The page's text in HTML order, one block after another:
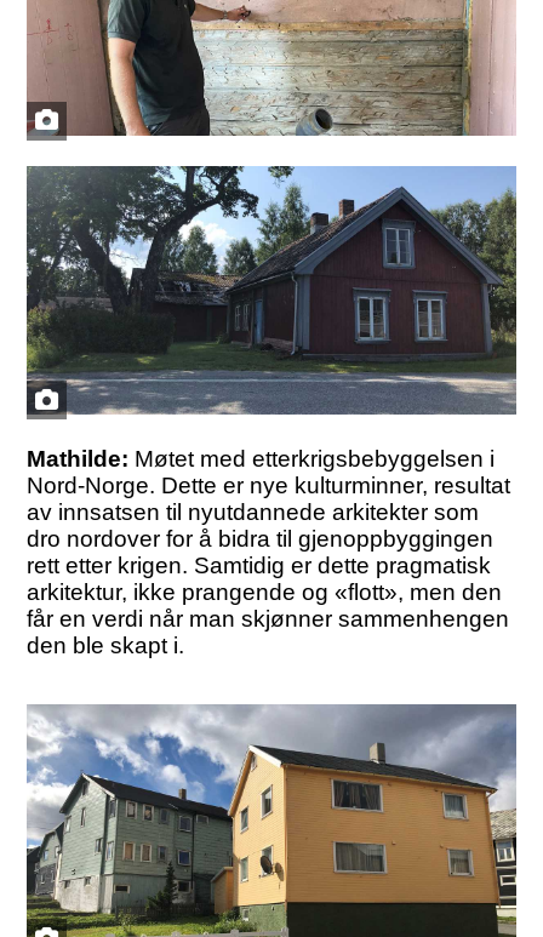
Mathilde: Møtet med etterkrigsbebyggelsen i
Nord-Norge. Dette er nye kulturminner, resultat
av innsatsen til nyutdannede arkitekter som
dro nordover for å bidra til gjenoppbyggingen
rett etter krigen. Samtidig er dette pragmatisk
arkitektur, ikke prangende og «flott», men den
får en verdi når man skjønner sammenhengen
den ble skapt i.